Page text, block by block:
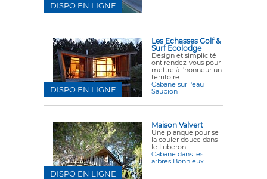
DISPO EN LIGNE
Les Echasses Golf &
Surf Ecolodge
Design et simplicité
ont rendez-vous pour
mettre à l'honneur un
territoire.
Cabane sur l'eau
Saubion
DISPO EN LIGNE
Maison Valvert
Une planque pour se
la couler douce dans
le Luberon.
Cabane dans les
arbres Bonnieux
DISPO EN LIGNE